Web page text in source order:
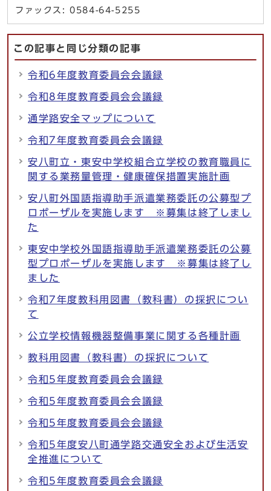
ファックス: 0584-64-5255
この記事と同じ分類の記事
令和6年度教育委員会会議録
令和8年度教育委員会会議録
通学路安全マップについて
令和7年度教育委員会会議録
安八町立・東安中学校組合立学校の教育職員に
関する業務量管理・健康確保措置実施計画
安八町外国語指導助手派遣業務委託の公募型プ
ロポーザルを実施します ※募集は終了しまし
た
東安中学校外国語指導助手派遣業務委託の公募
型プロポーザルを実施します ※募集は終了し
ました
令和7年度教科用図書（教科書）の採択につい
て
公立学校情報機器整備事業に関する各種計画
教科用図書（教科書）の採択について
令和5年度教育委員会会議録
令和5年度教育委員会会議録
令和5年度教育委員会会議録
令和5年度安八町通学路交通安全および生活安
全推進について
令和5年度教育委員会会議録